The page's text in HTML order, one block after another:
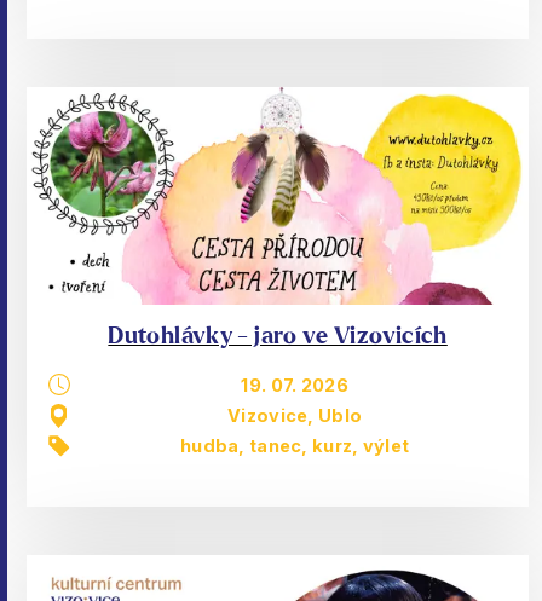
Dutohlávky - jaro ve Vizovicích
19. 07. 2026
Vizovice, Ublo
hudba, tanec kurz výlet